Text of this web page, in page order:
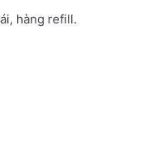
hàng refill.